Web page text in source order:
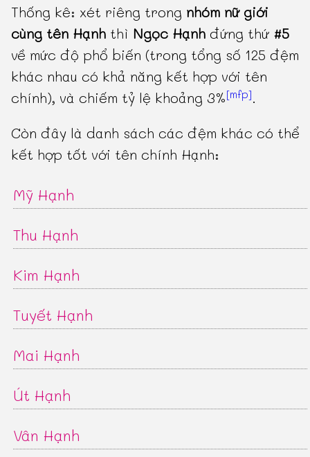
Thống kê: xét riêng trong nhóm nữ giới
cùng tên Hạnh thì Ngọc Hạnh đứng thứ #5
về mức độ phổ biến (trong tổng số 125 đệm
khác nhau có khả năng kết hợp với tên
chính), và chiếm tỷ lệ khoảng 3%[mfp].
Còn đây là danh sách các đệm khác có thể
kết hợp tốt với tên chính Hạnh:
Mỹ Hạnh
Thu Hạnh
Kim Hạnh
Tuyết Hạnh
Mai Hạnh
Út Hạnh
Vân Hạnh